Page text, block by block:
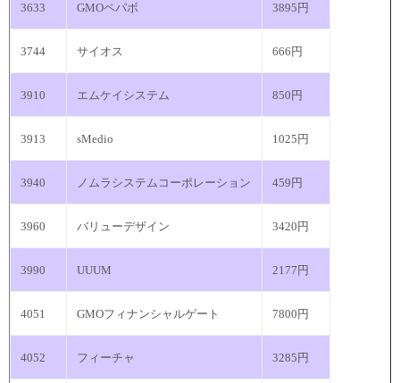
3633 GMOペパボ 3895円
3744 サイオス 666円
3910 エムケイシステム 850円
3913 sMedio 1025円
3940 ノムラシステムコーポレーション 459円
3960 バリューデザイン 3420円
3990 UUUM 2177円
4051 GMOフィナンシャルゲート 7800円
4052 フィーチャ 3285円